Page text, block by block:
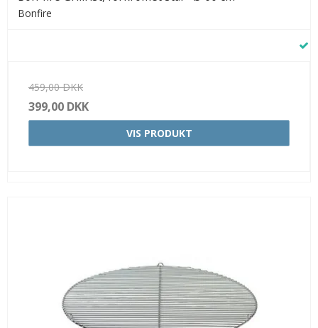
Bonfire
459,00 DKK
399,00 DKK
VIS PRODUKT